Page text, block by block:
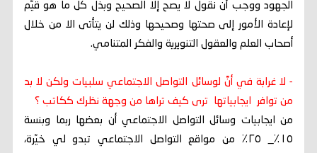
الجهود ووجب أن نقول لا يصح إلا الصحيح وبذل كل ما هو قيّم
لإعادة الأمور إلى صحتها وصحيحها وذلك لن يتأتى الا من خلال
أصحاب العلم والعقول التنويرية والفكر المتنامي.
- لا غرابة في أنَّ لوسائل التواصل الاجتماعي سلبيات ولكن لا بد
من توافر ايجابياتها ترى كيف تراها من وجهة نظرك ككاتب ؟
من ايجابيات وسائل التواصل الاجتماعي أن بعضها ربما وبنسة
١٥٪_ ٢٥٪ من مواقع التواصل الاجتماعي تبدو لي خيّرة،